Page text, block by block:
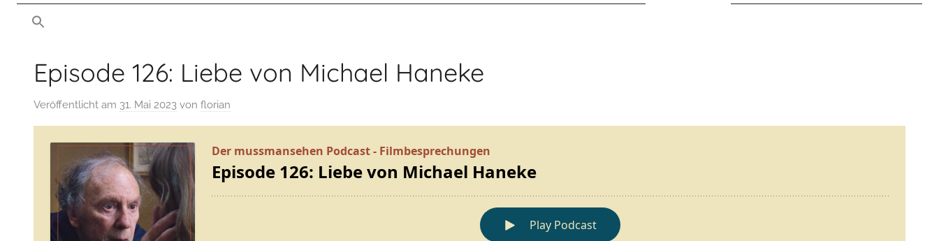
man
sehen
Film-
Podcast
mussmansehen.de
Episode 126: Liebe von Michael Haneke
Veröffentlicht am 31. Mai 2023 von florian